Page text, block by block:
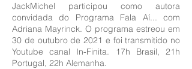
JackMichel participou como autora
convidada do Programa Fala Aí... com
Adriana Mayrinck. O programa estreou em
30 de outubro de 2021 e foi transmitido no
Youtube canal In-Finita. 17h Brasil, 21h
Portugal, 22h Alemanha.